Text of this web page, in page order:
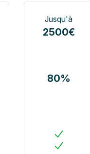
Jusqu'à
2500€
80%
Oui